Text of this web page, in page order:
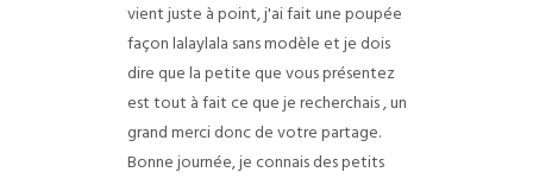
vient juste à point, j'ai fait une poupée
façonlalaylala sans modèle et je dois
dire que la petite que vous présentez
est tout à fait ce que je recherchais , un
grand merci donc de votrepartage.
Bonne journée, je connais des petits